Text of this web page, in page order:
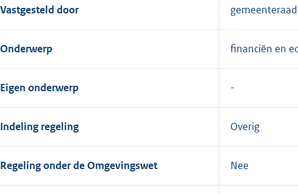
Vastgesteld door gemeenteraad
Onderwerp financiën en
Eigen onderwerp
Indeling regeling Overig
Regeling onder de Omgevingswet Nee